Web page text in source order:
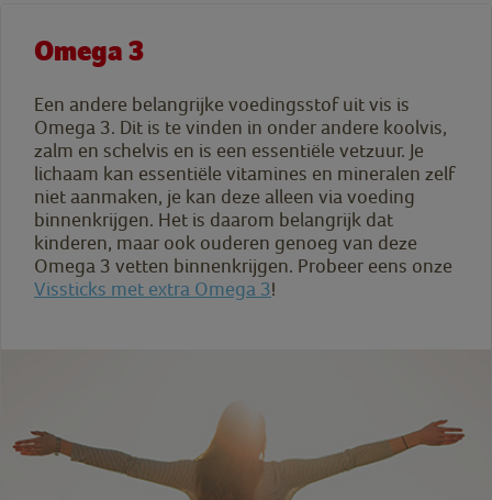
Omega 3
Een andere belangrijke voedingsstof uit vis is
Omega 3. Dit is te vinden in onder andere koolvis,
zalm en schelvis en is een essentiële vetzuur. Je
lichaam kan essentiële vitamines en mineralen zelf
niet aanmaken, je kan deze alleen via voeding
binnenkrijgen. Het is daarom belangrijk dat
kinderen, maar ook ouderen genoeg van deze
Omega 3 vetten binnenkrijgen. Probeer eens onze
Vissticks met extra Omega 3!